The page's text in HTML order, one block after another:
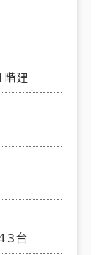
階建
台